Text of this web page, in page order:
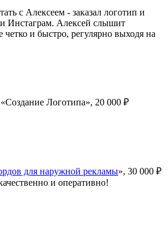
с Алексеем - заказал логотип и
Инстаграм. Алексей слышит
четко и быстро, регулярно выходя на
Логотипа», 20 000 ₽
для наружной рекламы», 30 000 ₽
и оперативно!